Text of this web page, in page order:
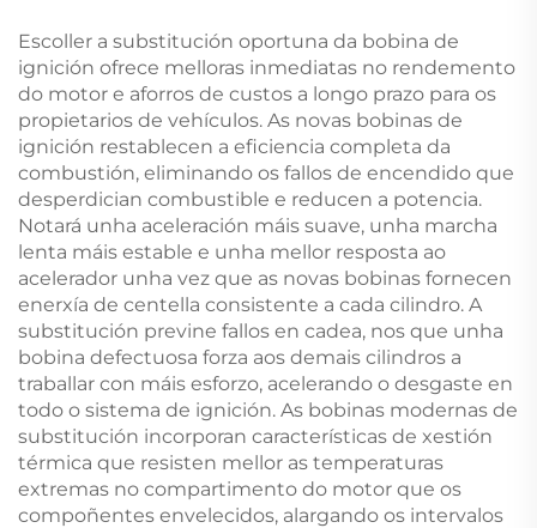
XJ, RANGE ROVER e
VOGUE
Escoller a substitución oportuna da bobina de
ignición ofrece melloras inmediatas no rendemento
do motor e aforros de custos a longo prazo para os
propietarios de vehículos. As novas bobinas de
ignición restablecen a eficiencia completa da
combustión, eliminando os fallos de encendido que
desperdician combustible e reducen a potencia.
Notará unha aceleración máis suave, unha marcha
lenta máis estable e unha mellor resposta ao
acelerador unha vez que as novas bobinas fornecen
enerxía de centella consistente a cada cilindro. A
substitución previne fallos en cadea, nos que unha
bobina defectuosa forza aos demais cilindros a
traballar con máis esforzo, acelerando o desgaste en
todo o sistema de ignición. As bobinas modernas de
substitución incorporan características de xestión
térmica que resisten mellor as temperaturas
extremas no compartimento do motor que os
compoñentes envelecidos, alargando os intervalos